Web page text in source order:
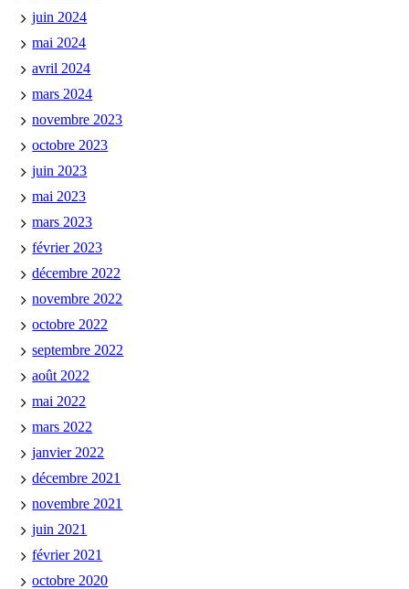
juin 2024
mai 2024
avril 2024
mars 2024
novembre 2023
octobre 2023
juin 2023
mai 2023
mars 2023
février 2023
décembre 2022
novembre 2022
octobre 2022
septembre 2022
août 2022
mai 2022
mars 2022
janvier 2022
décembre 2021
novembre 2021
juin 2021
février 2021
octobre 2020